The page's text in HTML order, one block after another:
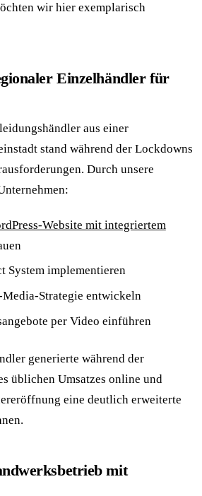
wir hier exemplarisch
Einzelhändler für
aus einer
stand während der Lockdowns
Durch unsere
Website mit integriertem
System implementieren
Strategie entwickeln
per Video einführen
generierte während der
üblichen Umsatzes online und
eine deutlich erweiterte
mit